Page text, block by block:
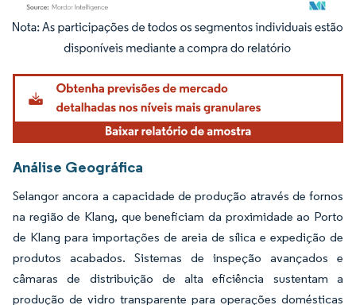
Imagem © Mordor Intelligence. O reuso requer atribuição conforme CC BY 4.0.
Análise Geográfica
Selangor ancora a capacidade de produção através de fornos
na região de Klang, que beneficiam da proximidade ao Porto
de Klang para importações de areia de sílica e expedição de
produtos acabados. Sistemas de inspeção avançados e
câmaras de distribuição de alta eficiência sustentam a
produção de vidro transparente para operações domésticas